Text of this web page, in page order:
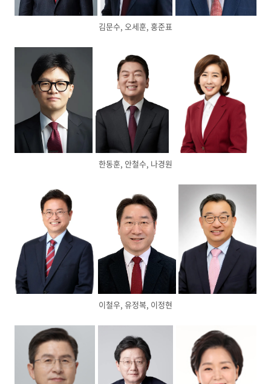
김문수, 오세훈, 홍준표
한동훈, 안철수, 나경원
이철우, 유정복, 이정현